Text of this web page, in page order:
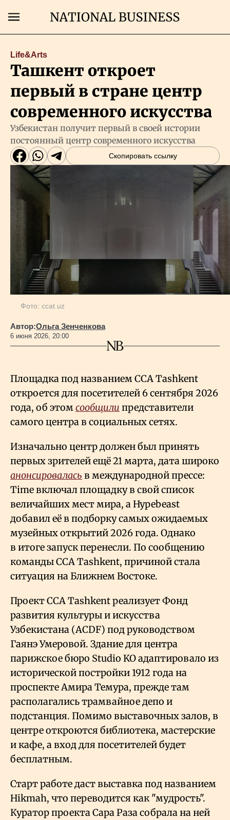
Главная
Экономика
Рынки
Технологии
Геополитика
Исследования
Люди
Все новости
Life&Arts
Ташкент откроет
первый в стране центр
современного искусства
Узбекистан получит первый в своей истории
постоянный центр современного искусства
Скопировать ссылку
Фото: ccat.uz
Автор:Ольга Зенченкова
6 июня 2026, 20:00
Площадка под названием CCA Tashkent
откроется для посетителей 6 сентября 2026
года, об этомсообщили представители
самого центра в социальных сетях.
Изначально центр должен был принять
первых зрителей ещё 21 марта, дата широко
анонсировалась в международной прессе:
Time включал площадку в свой список
величайших мест мира, а Hypebeast
добавил её в подборку самых ожидаемых
музейных открытий 2026 года. Однако
в итоге запуск перенесли. По сообщению
команды CCA Tashkent, причиной стала
ситуация на Ближнем Востоке.
Проект CCA Tashkent реализует Фонд
развития культуры и искусства
Узбекистана (ACDF) под руководством
Гаянэ Умеровой. Здание для центра
парижское бюро Studio KO адаптировало из
исторической постройки 1912 года на
проспекте Амира Темура, прежде там
располагались трамвайное депо и
подстанция. Помимо выставочных залов, в
центре откроются библиотека, мастерские
и кафе, а вход для посетителей будет
бесплатным.
Старт работе даст выставка под названием
Hikmah, что переводится как "мудрость".
Куратор проекта Сара Раза собрала на ней